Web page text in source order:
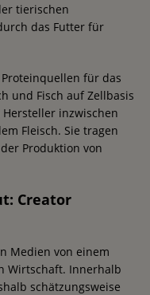
tierischen
das Futter für
für das
und Fisch auf Zellbasis
inzwischen
Fleisch. Sie tragen
Produktion von
Creator
Medien von einem
Wirtschaft. Innerhalb
schätzungsweise